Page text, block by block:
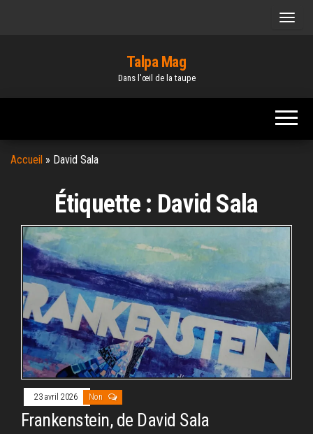
Talpa Mag
Dans l'œil de la taupe
Accueil » David Sala
Étiquette : David Sala
23 avril 2026 Non
Frankenstein, de David Sala